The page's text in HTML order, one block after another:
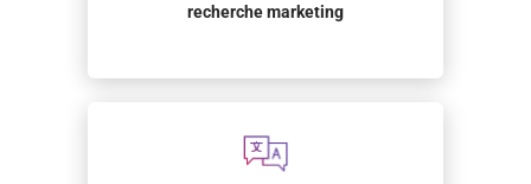
recherche marketing